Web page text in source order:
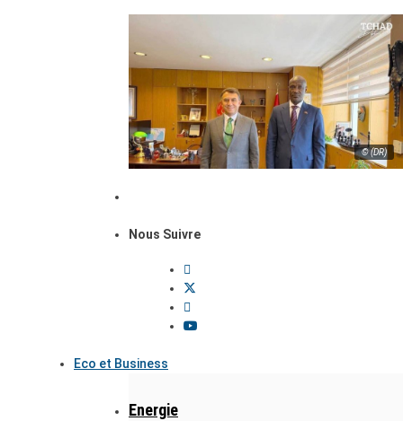
© (DR)
Nous Suivre
Eco et Business
Energie